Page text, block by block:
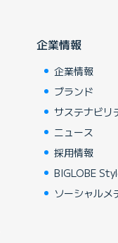
企業情報
企業情報
ブランド
サステナビリ
ニュース
採用情報
BIGLOBE
ソーシャルメ